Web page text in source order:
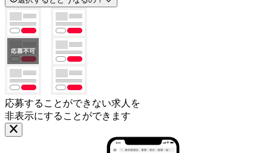
応募することができない求人を
非表示にすることができます